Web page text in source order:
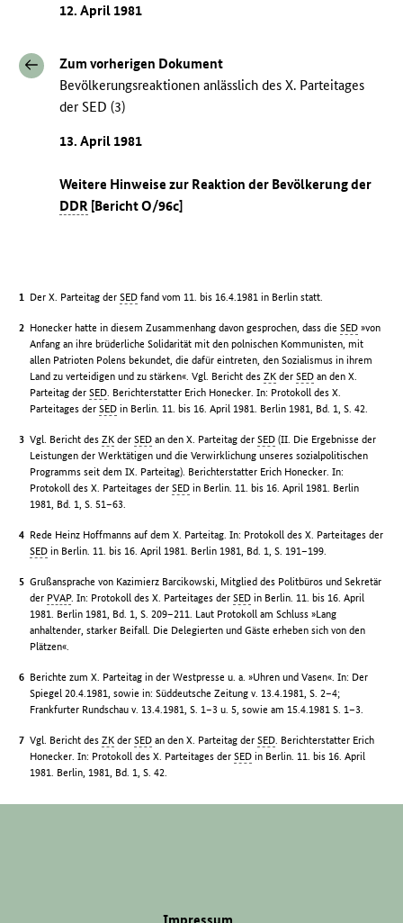
12. April 1981
Zum vorherigen Dokument
Bevölkerungsreaktionen anlässlich des X. Parteitages
der SED (3)
13. April 1981
Weitere Hinweise zur Reaktion der Bevölkerung der
DDR [Bericht O/96c]
Der X. Parteitag derSED fand vom 11. bis 16.4.1981 in Berlin statt.
Honecker hatte in diesem Zusammenhang davon gesprochen, dass dieSED »von
Anfang an ihre brüderliche Solidarität mit den polnischen Kommunisten, mit
allen Patrioten Polens bekundet, die dafür eintreten, den Sozialismus in ihrem
Land zu verteidigen und zu stärken«. Vgl. Bericht desZK derSED an den X.
Parteitag derSED. Berichterstatter Erich Honecker. In: Protokoll des X.
Parteitages derSED in Berlin. 11. bis 16. April 1981. Berlin 1981, Bd. 1, S. 42.
Vgl. Bericht desZK derSED an den X. Parteitag derSED (II. Die Ergebnisse der
Leistungen der Werktätigen und die Verwirklichung unseres sozialpolitischen
Programms seit dem IX. Parteitag). Berichterstatter Erich Honecker. In:
Protokoll des X. Parteitages derSED in Berlin. 11. bis 16. April 1981. Berlin
1981, Bd. 1, S. 51–63.
Rede Heinz Hoffmanns auf dem X. Parteitag. In: Protokoll des X. Parteitages der
SED in Berlin. 11. bis 16. April 1981. Berlin 1981, Bd. 1, S. 191–199.
Grußansprache von Kazimierz Barcikowski, Mitglied des Politbüros und Sekretär
der PVAP. In: Protokoll des X. Parteitages derSED in Berlin. 11. bis 16. April
1981. Berlin 1981, Bd. 1, S. 209–211. Laut Protokoll am Schluss »Lang
anhaltender, starker Beifall. Die Delegierten und Gäste erheben sich von den
Plätzen«.
Berichte zum X. Parteitag in der Westpresse u. a. »Uhren und Vasen«. In: Der
Spiegel 20.4.1981, sowie in: Süddeutsche Zeitung v. 13.4.1981, S. 2–4;
Frankfurter Rundschau v. 13.4.1981, S. 1–3 u. 5, sowie am 15.4.1981 S. 1–3.
Vgl. Bericht desZK derSED an den X. Parteitag derSED. Berichterstatter Erich
Honecker. In: Protokoll des X. Parteitages derSED in Berlin. 11. bis 16. April
1981. Berlin, 1981, Bd. 1, S. 42.